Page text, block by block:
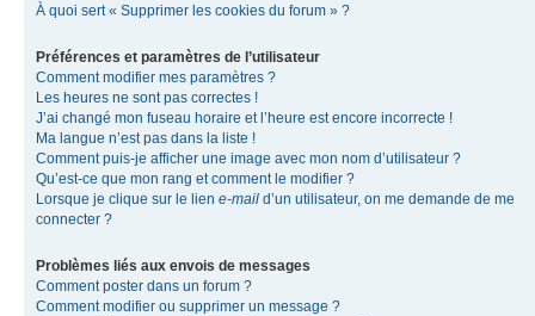
À quoi sert « Supprimer les cookies du forum » ?
Préférences et paramètres de l’utilisateur
Comment modifier mes paramètres ?
Les heures ne sont pas correctes !
J’ai changé mon fuseau horaire et l’heure est encore incorrecte !
Ma langue n’est pas dans la liste !
Comment puis-je afficher une image avec mon nom d’utilisateur ?
Qu’est-ce que mon rang et comment le modifier ?
Lorsque je clique sur le lien e-mail d’un utilisateur, on me demande de me
connecter ?
Problèmes liés aux envois de messages
Comment poster dans un forum ?
Comment modifier ou supprimer un message ?